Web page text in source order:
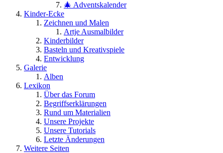
🎄 Adventskalender
Kinder-Ecke
Zeichnen und Malen
Artje Ausmalbilder
Kinderbilder
Basteln und Kreativspiele
Entwicklung
Galerie
Alben
Lexikon
Über das Forum
Begriffserklärungen
Rund um Materialien
Unsere Projekte
Unsere Tutorials
Letzte Änderungen
Weitere Seiten